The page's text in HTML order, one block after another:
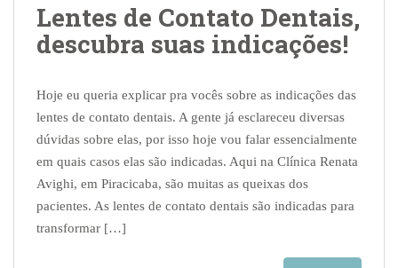
Lentes de Contato Dentais,
descubra suas indicações!
Hoje eu queria explicar pra vocês sobre as indicações das
lentes de contato dentais. A gente já esclareceu diversas
dúvidas sobre elas, por isso hoje vou falar essencialmente
em quais casos elas são indicadas. Aqui na Clínica Renata
Avighi, em Piracicaba, são muitas as queixas dos
pacientes. As lentes de contato dentais são indicadas para
transformar […]